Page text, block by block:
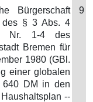
Bürgerschaft
des § 3 Abs. 4
1-4 des
Bremen für
1980 (GBl.
einer globalen
640 DM in den
--
9